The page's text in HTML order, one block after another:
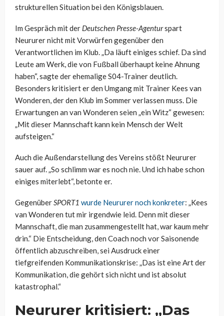
strukturellen Situation bei den Königsblauen.
Im Gespräch mit der Deutschen Presse-Agenturspart
Neururer nicht mit Vorwürfen gegenüber den
Verantwortlichen im Klub. „Da läuft einiges schief. Da sind
Leute am Werk, die von Fußball überhaupt keine Ahnung
haben“, sagte der ehemalige S04-Trainer deutlich.
Besonders kritisiert er den Umgang mit Trainer Kees van
Wonderen, der den Klub im Sommer verlassen muss. Die
Erwartungen an van Wonderen seien „ein Witz“ gewesen:
„Mit dieser Mannschaft kann kein Mensch der Welt
aufsteigen.“
Auch die Außendarstellung des Vereins stößt Neururer
sauer auf. „So schlimm war es noch nie. Und ich habe schon
einiges miterlebt“, betonte er.
GegenüberSPORT1 wurde Neururer noch konkreter: „Kees
van Wonderen tut mir irgendwie leid. Denn mit dieser
Mannschaft, die man zusammengestellt hat, war kaum mehr
drin.“ Die Entscheidung, den Coach noch vor Saisonende
öffentlich abzuschreiben, sei Ausdruck einer
tiefgreifenden Kommunikationskrise: „Das ist eine Art der
Kommunikation, die gehört sich nicht und ist absolut
katastrophal.“
Neururer kritisiert: „Das